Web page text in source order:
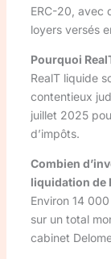
ERC-20, avec
loyers versés
Pourquoi
RealT liquide
contentieux
juillet 2025
d’impôts.
Combien
liquidation de
Environ 14
sur un total
cabinet